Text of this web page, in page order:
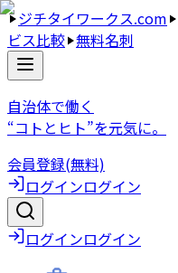
ジチタイワークス.com
ビス比較 無料名刺
自治体で働く
“コトとヒト”を元気に。
会員登録(無料)
ログインログイン
ログインログイン